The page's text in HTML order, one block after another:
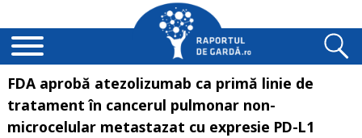
FDA aprobă atezolizumab ca primă linie de
tratament în cancerul pulmonar non-
microcelular metastazat cu expresie PD-L1